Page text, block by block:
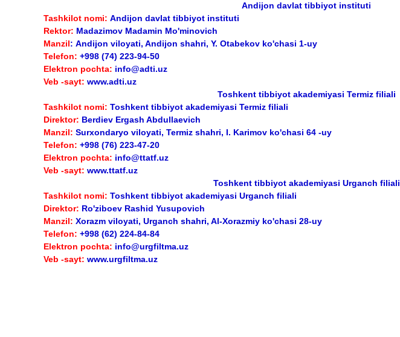
Andijon davlat tibbiyot instituti
Tashkilot nomi: Andijon davlat tibbiyot instituti
Rektor: Madazimov Madamin Mo'minovich
Manzil: Andijon viloyati, Andijon shahri, Y. Otabekov ko'chasi 1-uy
Telefon: +998 (74) 223-94-50
Elektron pochta: info@adti.uz
Veb -sayt: www.adti.uz
Toshkent tibbiyot akademiyasi Termiz filiali
Tashkilot nomi:Toshkent tibbiyot akademiyasi Termiz filiali
Direktor: Berdiev Ergash Abdullaevich
Manzil: Surxondaryo viloyati, Termiz shahri, I. Karimov ko'chasi 64 -uy
Telefon: +998 (76) 223-47-20
Elektron pochta: info@ttatf.uz
Veb -sayt: www.ttatf.uz
Toshkent tibbiyot akademiyasi Urganch filiali
Tashkilot nomi:Toshkent tibbiyot akademiyasi Urganch filiali
Direktor: Ro'ziboev Rashid Yusupovich
Manzil:Xorazm viloyati, Urganch shahri, Al-Xorazmiy ko'chasi 28-uy
Telefon: +998 (62) 224-84-84
Elektron pochta: info@urgfiltma.uz
Veb -sayt: www.urgfiltma.uz